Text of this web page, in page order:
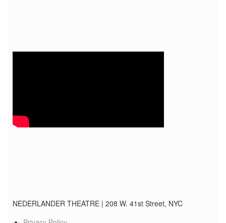
NEDERLANDER THEATRE | 208 W. 41st Street, NYC